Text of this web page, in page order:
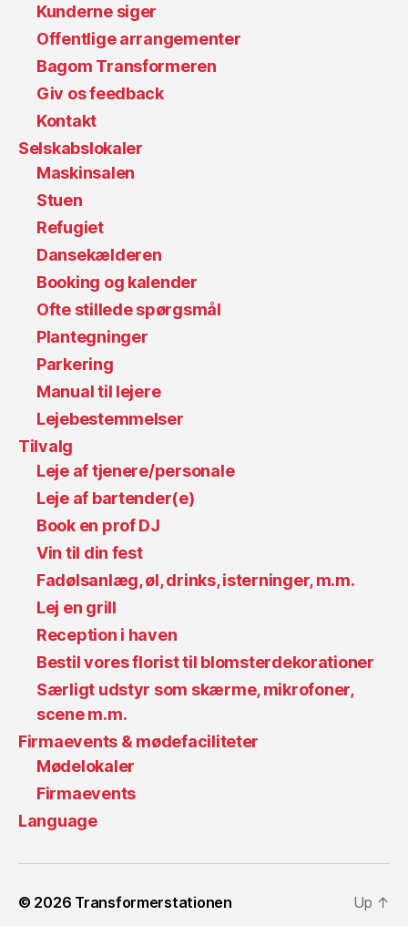
Kunderne siger
Offentlige arrangementer
Bagom Transformeren
Giv os feedback
Kontakt
Selskabslokaler
Maskinsalen
Stuen
Refugiet
Dansekælderen
Booking og kalender
Ofte stillede spørgsmål
Plantegninger
Parkering
Manual til lejere
Lejebestemmelser
Tilvalg
Leje af tjenere/personale
Leje af bartender(e)
Book en prof DJ
Vin til din fest
Fadølsanlæg, øl, drinks, isterninger, m.m.
Lej en grill
Reception i haven
Bestil vores florist til blomsterdekorationer
Særligt udstyr som skærme, mikrofoner,
scene m.m.
Firmaevents & mødefaciliteter
Mødelokaler
Firmaevents
Language
© 2026 Transformerstationen Up ↑